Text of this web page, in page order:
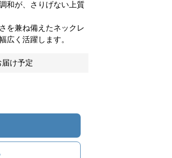
和が、さりげない上質
を兼ね備えたネックレ
広く活躍します。
け予定